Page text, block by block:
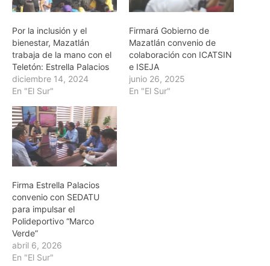
Por la inclusión y el
bienestar, Mazatlán
trabaja de la mano con el
Teletón: Estrella Palacios
diciembre 14, 2024
En "El Sur"
Firmará Gobierno de
Mazatlán convenio de
colaboración con ICATSIN
e ISEJA
junio 26, 2025
En "El Sur"
Firma Estrella Palacios
convenio con SEDATU
para impulsar el
Polideportivo “Marco
Verde”
abril 6, 2026
En "El Sur"